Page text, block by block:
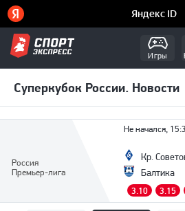
Игры
Суперкубок России. Новости
Россия
Премьер-лига
Не начался,
Кр.
Балтика
3.10 3.15